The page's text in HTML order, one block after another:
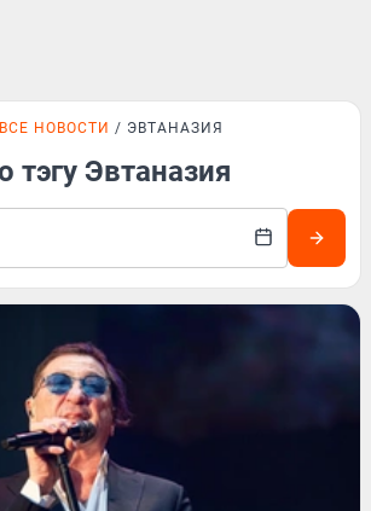
ВСЕ НОВОСТИ ЭВТАНАЗИЯ
тэгу Эвтаназия